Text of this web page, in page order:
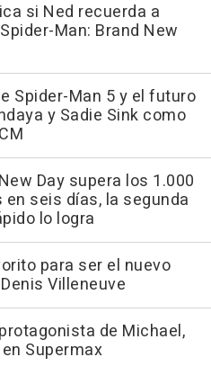
si Ned recuerda a
Man: Brand New
Spider-Man 5 y el futuro
y Sadie Sink como
Day supera los 1.000
seis días, la segunda
lo logra
para ser el nuevo
Villeneuve
de Michael,
Supermax